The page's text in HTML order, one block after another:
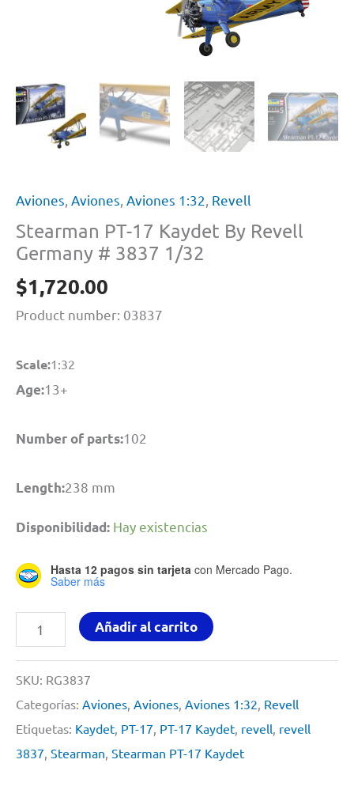
Aviones Aviones Aviones 1:32 Revell
Stearman PT-17 Kaydet By Revell
Germany # 3837 1/32
$1,720.00
Product number: 03837
Scale:1:32
Age:13+
Number of parts:102
Length:238 mm
Disponibilidad: Hay existencias
Hasta 12 pagos sin tarjeta con Mercado Pago.
Saber más
Stearman
PT-
17
Kaydet
By
Revell
Añadir al carrito
SKU: RG3837
Categorías: Aviones Aviones Aviones 1:32 Revell
Etiquetas: Kaydet PT-17 PT-17 Kaydet revell revell
3837 Stearman Stearman PT-17 Kaydet